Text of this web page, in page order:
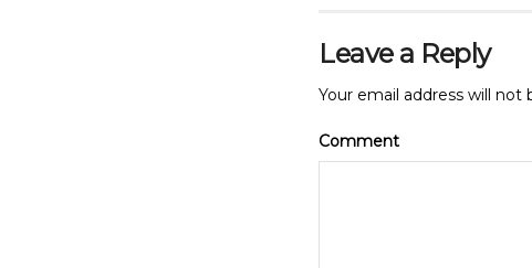
Leave a Reply
Your email address will not
Comment